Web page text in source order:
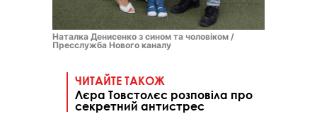
Наталка Денисенко з сином та чоловіком /
Пресслужба Нового каналу
ЧИТАЙТЕ ТАКОЖ
Лєра Товстолєс розповіла про
секретний антистрес